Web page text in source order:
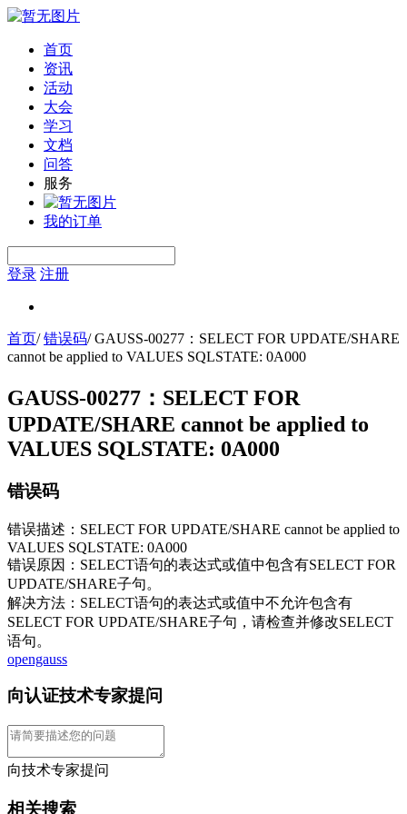
首页
资讯
活动
大会
学习
文档
问答
服务
我的订单
登录 注册
首页/错误码/GAUSS-00277：SELECT FOR UPDATE/SHARE
cannot be applied to VALUES SQLSTATE: 0A000
GAUSS-00277：SELECT FOR
UPDATE/SHARE cannot be applied to
VALUES SQLSTATE: 0A000
错误码
错误描述：SELECT FOR UPDATE/SHARE cannot be applied to
VALUES SQLSTATE: 0A000
错误原因：SELECT语句的表达式或值中包含有SELECT FOR
UPDATE/SHARE子句。
解决方法：SELECT语句的表达式或值中不允许包含有
SELECT FOR UPDATE/SHARE子句，请检查并修改SELECT
语句。
opengauss
向认证技术专家提问
向技术专家提问
相关搜索